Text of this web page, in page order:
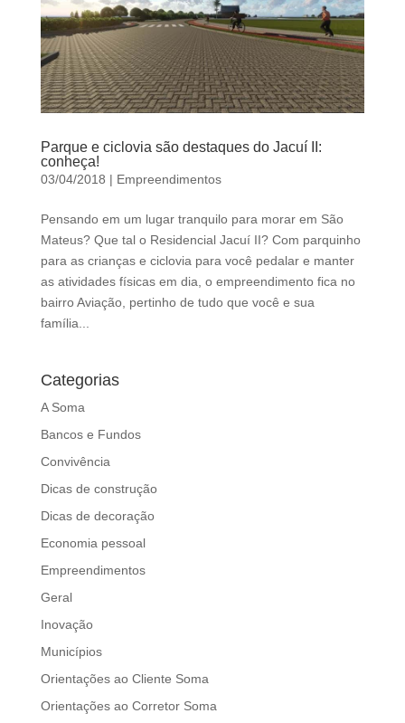
Parque e ciclovia são destaques do Jacuí II:
conheça!
03/04/2018 | Empreendimentos
Pensando em um lugar tranquilo para morar em São
Mateus? Que tal o Residencial Jacuí II? Com parquinho
para as crianças e ciclovia para você pedalar e manter
as atividades físicas em dia, o empreendimento fica no
bairro Aviação, pertinho de tudo que você e sua
família...
Categorias
A Soma
Bancos e Fundos
Convivência
Dicas de construção
Dicas de decoração
Economia pessoal
Empreendimentos
Geral
Inovação
Municípios
Orientações ao Cliente Soma
Orientações ao Corretor Soma